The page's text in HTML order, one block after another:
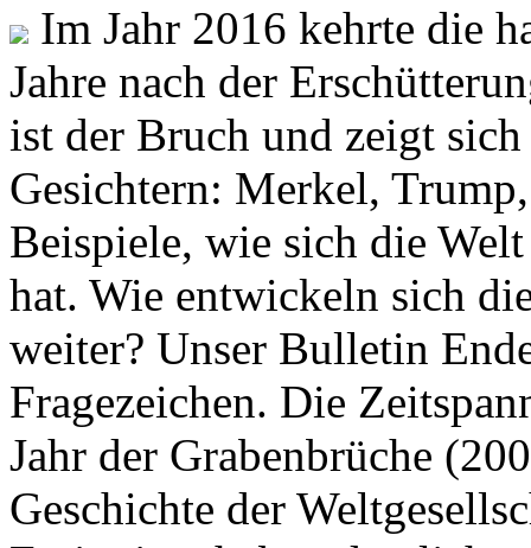
Im Jahr 2016 kehrte die
Jahre nach der
ist der Bruch und zeigt
Gesichtern: Merkel,
Beispiele, wie sich die
hat. Wie entwickeln sich
weiter? Unser Bulletin
Fragezeichen. Die
Jahr der Grabenbrüche
Geschichte der